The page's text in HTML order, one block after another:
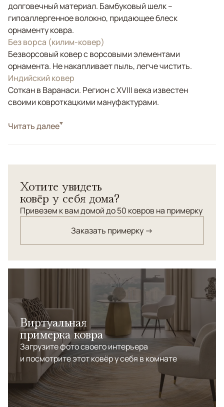
долговечный материал. Бамбуковый шелк –
гипоаллергенное волокно, придающее блеск
орнаменту ковра.
Без ворса (килим-ковер)
Безворсовый ковер с ворсовыми элементами
орнамента. Не накапливает пыль, легче чистить.
Индийский ковер
Соткан в Варанаси. Регион с XVIII века известен
своими ковроткацкими мануфактурами.
СтильКилимы и сумахи
ворсовыми элементами. Выполнен в красивых
лимонных и серо-бежевых тонах.
Читать далее
Хотите увидеть
ковёр у себя дома?
Привезем к вам домой до 50 ковров на примерку
Заказать примерку →
Виртуальная
примерка ковра
Загрузите фото своего интерьера
и посмотрите этот ковёр у себя в комнате